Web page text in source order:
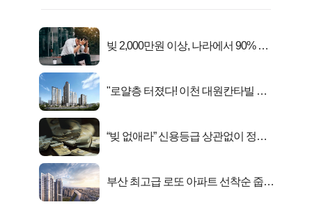
빚 2,000만원 이상, 나라에서 90% 갚
"로얄층 터졌다! 이천 대원칸타빌 잔
“빚 없애라” 신용등급 상관없이 정부
부산 최고급 로또 아파트 선착순 줍줍